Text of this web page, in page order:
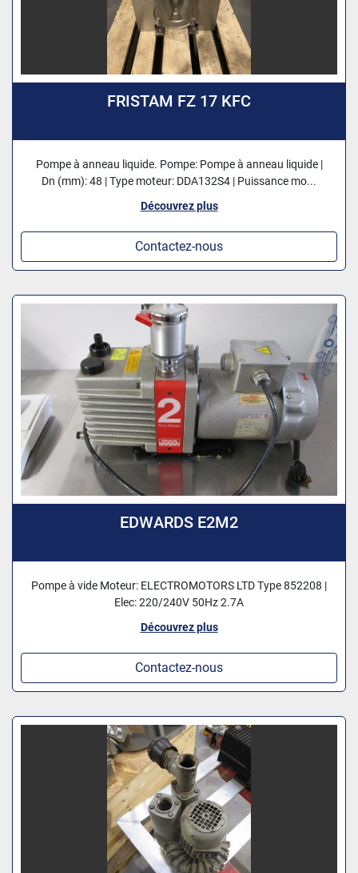
FRISTAM FZ 17 KFC
Pompe à anneau liquide. Pompe: Pompe à anneau liquide |
Dn (mm): 48 | Type moteur: DDA132S4 | Puissance mo...
Découvrez plus
Contactez-nous
EDWARDS E2M2
Pompe à vide Moteur: ELECTROMOTORS LTD Type 852208 |
Elec: 220/240V 50Hz 2.7A
Découvrez plus
Contactez-nous